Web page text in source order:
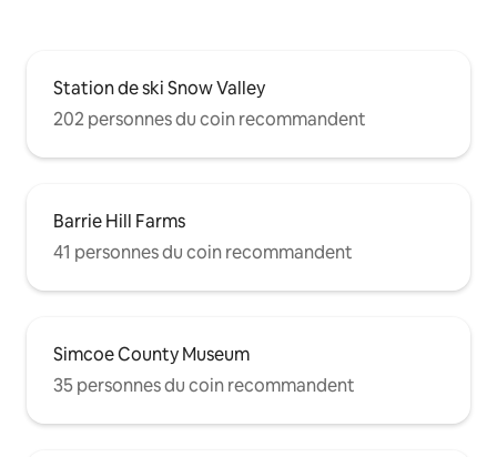
Station de ski Snow Valley
202 personnes du coin recommandent
Barrie Hill Farms
41 personnes du coin recommandent
Simcoe County Museum
35 personnes du coin recommandent